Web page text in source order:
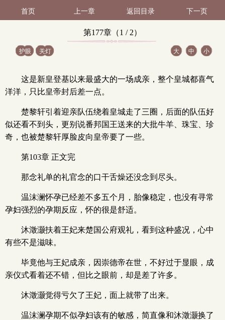
首页 上一章 返回目录 下一页
第177章（1 / 2）
护眼 关灯 大 中 小
这是新皇登基以来最盛大的一场成亲，整个皇城都喜气
洋洋，只比皇帝封后差一点。
楚黎轩引着迎亲队伍绕着皇城走了三圈，后面的队伍好
似还看不到头，更别说番邦国王送来的大批牛羊、珠宝、珍
奇，也被楚黎轩厚脸皮向皇帝要了一些。
第103章 正文完
那念礼单的礼官念的口干舌燥还没念到尽头。
温沫澜怀孕已经差不多五个月，胎像稳定，也没有寻常
孕妇强烈的孕期反应，怀的很是舒适。
沐澂灏扶着王妃来楚国公府观礼，看到这种盛况，心中
有些不是滋味。
毕竟他与王妃成亲，因崇德帝在世，不好过于显眼，成
亲仪式看着还不错，但比之眼前，却是差了许多。
沐澂灏觉得亏欠了王妃，面上就带了出来。
温沫澜孕期不似孕妇该有的敏感，简直像和沐澂灏换了